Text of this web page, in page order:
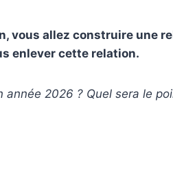
vous allez construire une
enlever cette relation.
2026 ? Quel sera le